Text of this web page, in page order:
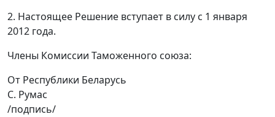
2. Настоящее Решение вступает в силу с 1 января
2012 года.
Члены Комиссии Таможенного союза:
От Республики Беларусь
С. Румас
/подпись/